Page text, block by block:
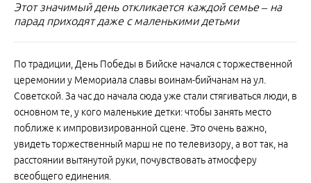
Этот значимый день откликается каждой семье – на
парад приходят даже с маленькими детьми
По традиции, День Победы в Бийске начался с торжественной
церемонии у Мемориала славы воинам-бийчанам на ул.
Советской. За час до начала сюда уже стали стягиваться люди, в
основном те, у кого маленькие детки: чтобы занять место
поближе к импровизированной сцене. Это очень важно,
увидеть торжественный марш не по телевизору, а вот так, на
расстоянии вытянутой руки, почувствовать атмосферу
всеобщего единения.